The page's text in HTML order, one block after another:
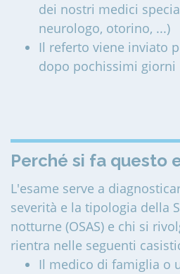
dei nostri medici
neurologo, otorino, ...)
Il referto viene inviato
dopo pochissimi giorni
Perché si fa questo
L'esame serve a
severità e la tipologia della
notturne (OSAS) e chi si
rientra nelle seguenti
Il medico di famiglia o